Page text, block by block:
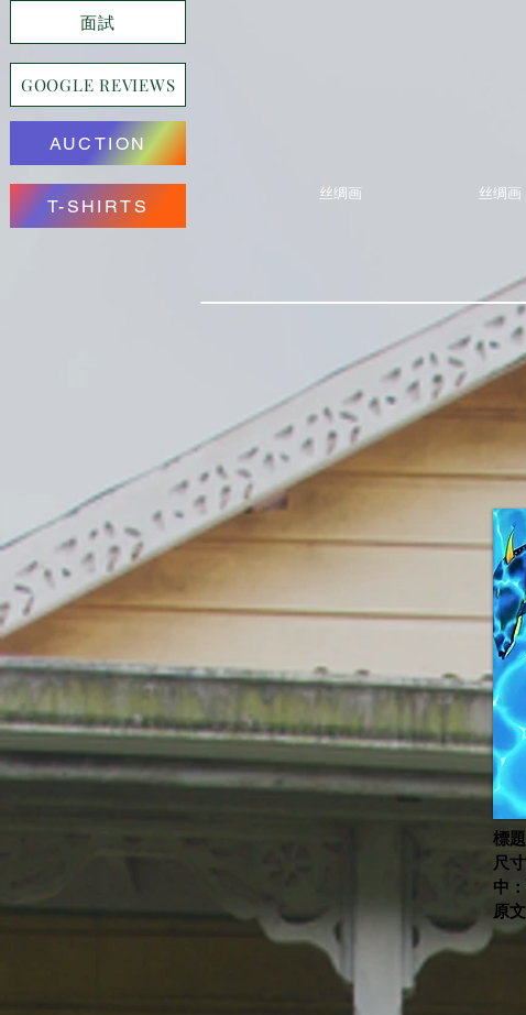
面試
GOOGLE REVIEWS
AUCTION
T-SHIRTS
丝绸画 丝绸画
標題
尺寸
中：
原文